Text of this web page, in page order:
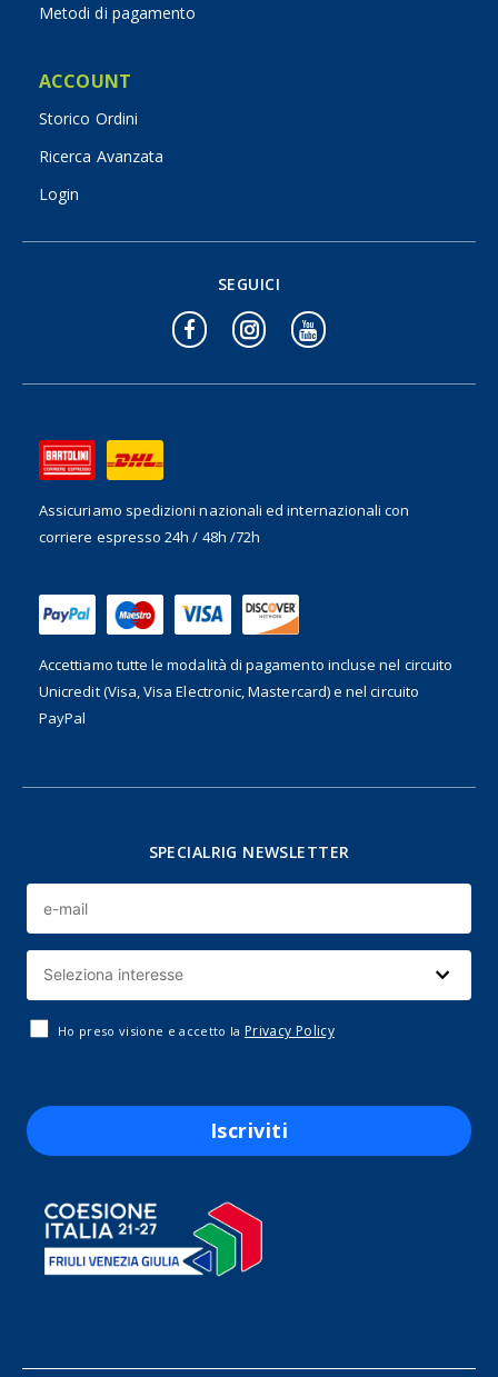
Metodi di pagamento
ACCOUNT
Storico Ordini
Ricerca Avanzata
Login
Assicuriamo spedizioni nazionali ed internazionalicon
corriere espresso 24h / 48h /72h
Accettiamo tutte le modalità di pagamento incluse nel circuito
Unicredit (Visa, Visa Electronic, Mastercard) e nel circuito
PayPal
SEGUICI
SPECIALRIG NEWSLETTER
Ho preso visione e accetto la Privacy Policy
Iscriviti